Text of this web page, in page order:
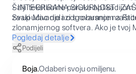
Šalji tekstualne poruke
za upućivanje i odgovaranje na
• INTEGRIRANA SIGURNOST I
Svaki Mac dolazi s robusnom
zlonamjernog softvera. Ako je tvoj
ukraden, funkcijom Pronalaženje
FileVault osigurava da su datoteke
Mac.
Pogledaj detalje
Podijeli
Boja.Odaberi svoju omiljenu.